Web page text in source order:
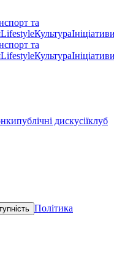
та
LifestyleКультура
та
LifestyleКультура
публічні дискусіїклуб
Політика